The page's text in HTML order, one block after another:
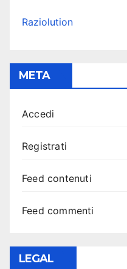
Raziolution
META
Accedi
Registrati
Feed contenuti
Feed commenti
LEGAL